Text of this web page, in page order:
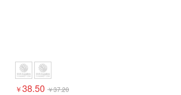
￥38.50 ￥37.20